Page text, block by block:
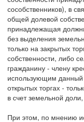
сособственников), в
общей долевой
принадлежащая
без выделения
только на закрытых
собственности, либо
гражданину - члену
использующим данный
открытых торгах -
в счет земельной
При этом, по мнению